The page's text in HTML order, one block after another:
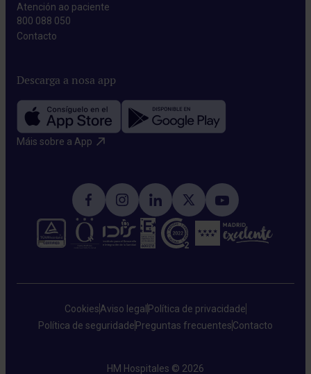
Atención ao paciente
800 088 050
Contacto​
Descarga a nosa app
Máis sobre a App​
CookiesAviso legal Política de privacidade
Política de seguridade Preguntas frecuentesContacto
HM Hospitales © 2026